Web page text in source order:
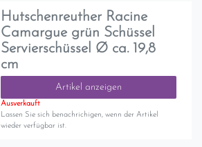
Hutschenreuther Racine
Camargue grün Schüssel
Servierschüssel Ø ca. 19,8
cm
Artikel anzeigen
Ausverkauft
Lassen Sie sich benachrichigen, wenn der Artikel
wieder verfügbar ist.